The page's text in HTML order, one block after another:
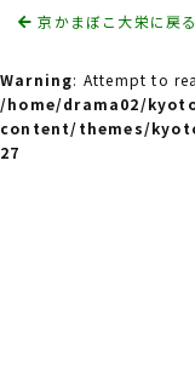
京かまぼこ大栄に戻る
Warning: Attempt to
/home/drama02/
content/themes/
27